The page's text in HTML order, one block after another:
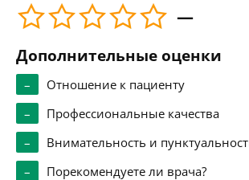
—
Дополнительные оценки
–
Отношение к пациенту
–
Профессиональные качества
–
Внимательность и
–
Порекомендуете ли врача?